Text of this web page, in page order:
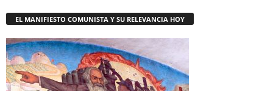
EL MANIFIESTO COMUNISTA Y SU RELEVANCIA HOY